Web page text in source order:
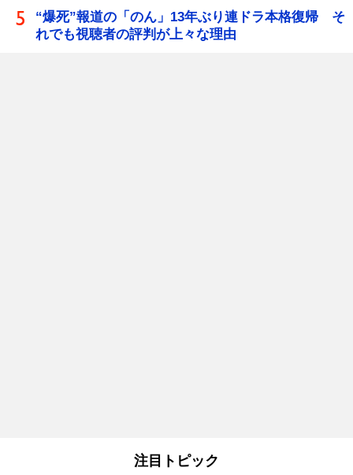
“爆死”報道の「のん」13年ぶり連ドラ本格復帰 そ
れでも視聴者の評判が上々な理由
注目トピック